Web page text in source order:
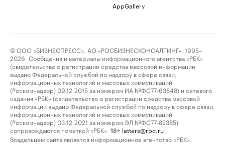
AppGallery
© ООО «БИЗНЕСПРЕСС», АО «РОСБИЗНЕСКОНСАЛТИНГ», 1995–
2026. Сообщения и материалы информационного агентства «РБК»
(свидетельство о регистрации средства массовой информации
выдано Федеральной службой по надзору в сфере связи,
информационных технологий и массовых коммуникаций
(Роскомнадзор) 09.12.2015 за номером ИА №ФС77-63848) и сетевого
издания «РБК» (свидетельство о регистрации средства массовой
информации выдано Федеральной службой по надзору в сфере связи,
информационных технологий и массовых коммуникаций
(Роскомнадзор) 03.12.2021 за номером ЭЛ №ФС77-82385)
сопровождаются пометкой «РБК».
18+ letters@rbc.ru
Владельцем сайта является информационное агентство «РБК».